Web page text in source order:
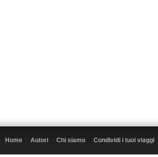
Home Autori Chi siamo Condividi i tuoi viaggi